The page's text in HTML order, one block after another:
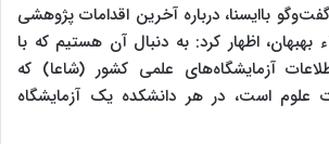
باایسنا، درباره آخرین اقدامات پژوهشی
بهبهان، اظهار کرد: به دنبال آن هستیم که با
آزمایشگاه‌های علمی کشور (شاعا) که
علوم است، در هر دانشکده یک آزمایشگاه